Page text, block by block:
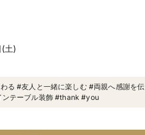
土)
る #友人と一緒に楽しむ #両親へ感謝を
ンテーブル装飾 #thank #you